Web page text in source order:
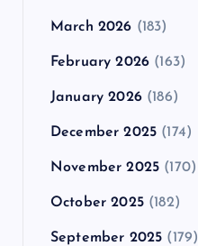
March 2026 (183)
February 2026 (163)
January 2026(186)
December 2025 (174)
November 2025 (170)
October 2025(182)
September 2025 (179)